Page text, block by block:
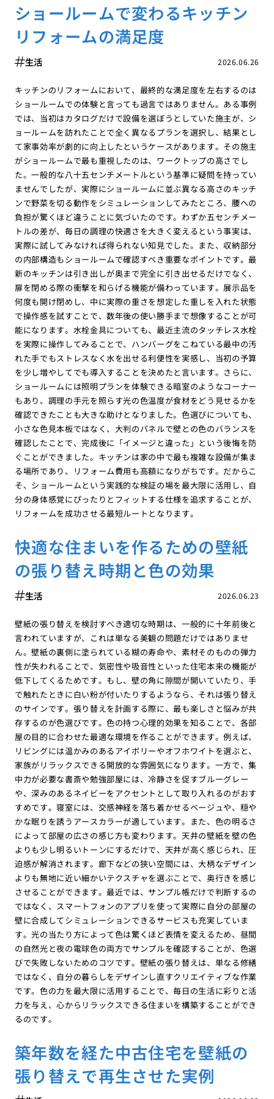
ショールームで変わるキッチン
リフォームの満足度
2026.06.26
生活
キッチンのリフォームにおいて、最終的な満足度を左右するのは
ショールームでの体験と言っても過言ではありません。ある事例
では、当初はカタログだけで設備を選ぼうとしていた施主が、シ
ョールームを訪れたことで全く異なるプランを選択し、結果とし
て家事効率が劇的に向上したというケースがあります。その施主
がショールームで最も重視したのは、ワークトップの高さでし
た。一般的な八十五センチメートルという基準に疑問を持ってい
ませんでしたが、実際にショールームに並ぶ異なる高さのキッチ
ンで野菜を切る動作をシミュレーションしてみたところ、腰への
負担が驚くほど違うことに気づいたのです。わずか五センチメー
トルの差が、毎日の調理の快適さを大きく変えるという事実は、
実際に試してみなければ得られない知見でした。また、収納部分
の内部構造もショールームで確認すべき重要なポイントです。最
新のキッチンは引き出しが奥まで完全に引き出せるだけでなく、
扉を閉める際の衝撃を和らげる機能が備わっています。展示品を
何度も開け閉めし、中に実際の重さを想定した重しを入れた状態
で操作感を試すことで、数年後の使い勝手まで想像することが可
能になります。水栓金具についても、最近主流のタッチレス水栓
を実際に操作してみることで、ハンバーグをこねている最中の汚
れた手でもストレスなく水を出せる利便性を実感し、当初の予算
を少し増やしてでも導入することを決めたと言います。さらに、
ショールームには照明プランを体験できる暗室のようなコーナー
もあり、調理の手元を照らす光の色温度が食材をどう見せるかを
確認できたことも大きな助けとなりました。色選びについても、
小さな色見本板ではなく、大判のパネルで壁との色のバランスを
確認したことで、完成後に「イメージと違った」という後悔を防
ぐことができました。キッチンは家の中で最も複雑な設備が集ま
る場所であり、リフォーム費用も高額になりがちです。だからこ
そ、ショールームという実践的な検証の場を最大限に活用し、自
分の身体感覚にぴったりとフィットする仕様を追求することが、
リフォームを成功させる最短ルートとなります。
快適な住まいを作るための壁紙
の張り替え時期と色の効果
2026.06.23
生活
壁紙の張り替えを検討すべき適切な時期は、一般的に十年前後と
言われていますが、これは単なる美観の問題だけではありませ
ん。壁紙の裏側に塗られている糊の寿命や、素材そのものの弾力
性が失われることで、気密性や吸音性といった住宅本来の機能が
低下してくるためです。もし、壁の角に隙間が開いていたり、手
で触れたときに白い粉が付いたりするようなら、それは張り替え
のサインです。張り替えを計画する際に、最も楽しさと悩みが共
存するのが色選びです。色の持つ心理的効果を知ることで、各部
屋の目的に合わせた最適な環境を作ることができます。例えば、
リビングには温かみのあるアイボリーやオフホワイトを選ぶと、
家族がリラックスできる開放的な雰囲気になります。一方で、集
中力が必要な書斎や勉強部屋には、冷静さを促すブルーグレー
や、深みのあるネイビーをアクセントとして取り入れるのがおす
すめです。寝室には、交感神経を落ち着かせるベージュや、穏や
かな眠りを誘うアースカラーが適しています。また、色の明るさ
によって部屋の広さの感じ方も変わります。天井の壁紙を壁の色
よりも少し明るいトーンにするだけで、天井が高く感じられ、圧
迫感が解消されます。廊下などの狭い空間には、大柄なデザイン
よりも無地に近い細かいテクスチャを選ぶことで、奥行きを感じ
させることができます。最近では、サンプル帳だけで判断するの
ではなく、スマートフォンのアプリを使って実際に自分の部屋の
壁に合成してシミュレーションできるサービスも充実していま
す。光の当たり方によって色は驚くほど表情を変えるため、昼間
の自然光と夜の電球色の両方でサンプルを確認することが、色選
びで失敗しないためのコツです。壁紙の張り替えは、単なる修繕
ではなく、自分の暮らしをデザインし直すクリエイティブな作業
です。色の力を最大限に活用することで、毎日の生活に彩りと活
力を与え、心からリラックスできる住まいを構築することができ
るのです。
築年数を経た中古住宅を壁紙の
張り替えで再生させた実例